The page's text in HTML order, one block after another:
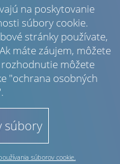
Next
a jej liečbe vedieť.
aby si pacient
ako vám jeho vedenie
na poskytovanie
súbory cookie.
stránky používate,
máte záujem, môžete
môžete
"ochrana osobných
súbory
súborov cookie.